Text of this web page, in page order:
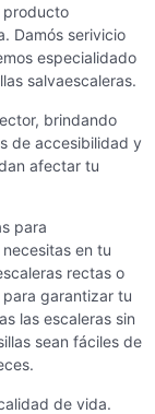
producto
Damós serivicio
especialidado
salvaescaleras.
brindando
de accesibilidad y
afectar tu
para
en tu
rectas o
garantizar tu
las escaleras sin
sean fáciles de
de vida.